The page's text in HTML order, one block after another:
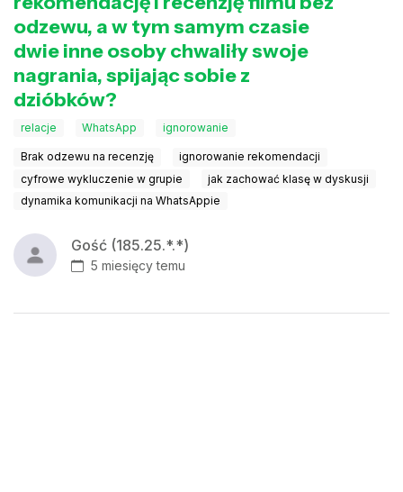
odzewu, a w tym samym czasie
dwie inne osoby chwaliły swoje
nagrania, spijając sobie z
dzióbków?
relacje WhatsApp ignorowanie
Brak odzewu na recenzję
ignorowanie rekomendacji
cyfrowe wykluczenie w grupie
jak zachować klasę w dyskusji
dynamika komunikacji na WhatsAppie
Gość (185.25.*.*)
5 miesięcy temu